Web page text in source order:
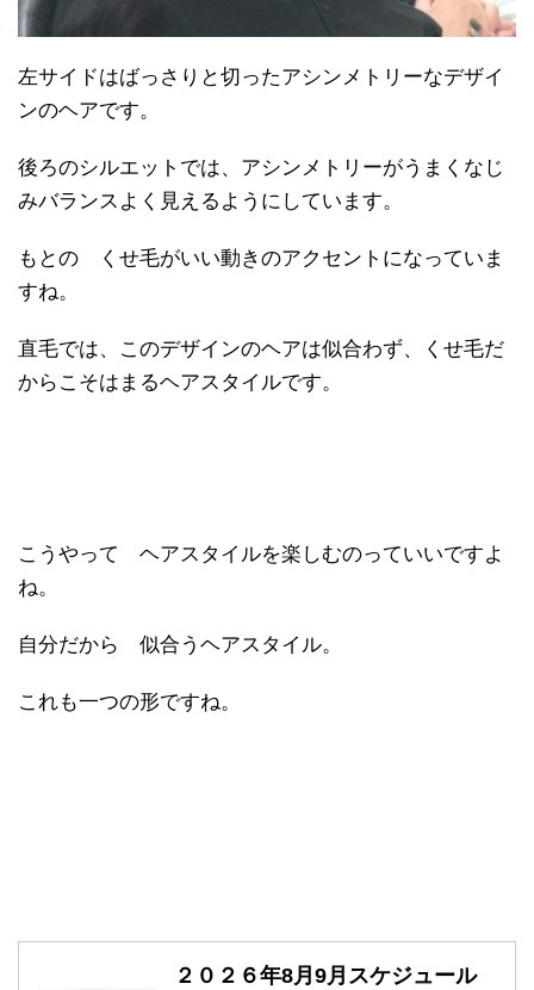
左サイドはばっさりと切ったアシンメトリーなデザイ
ンのヘアです。
後ろのシルエットでは、アシンメトリーがうまくなじ
みバランスよく見えるようにしています。
もとの くせ毛がいい動きのアクセントになっていま
すね。
直毛では、このデザインのヘアは似合わず、くせ毛だ
からこそはまるヘアスタイルです。
こうやって ヘアスタイルを楽しむのっていいですよ
ね。
自分だから 似合うヘアスタイル。
これも一つの形ですね。
２０２６年8月9月スケジュール